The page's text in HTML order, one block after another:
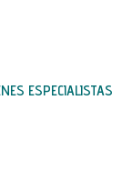
ESPECIALISTAS